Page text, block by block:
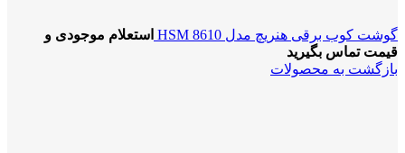
گوشت کوب برقی هنریچ مدل HSM 8610
استعلام موجودی و
قیمت تماس بگیرید
بازگشت به محصولات